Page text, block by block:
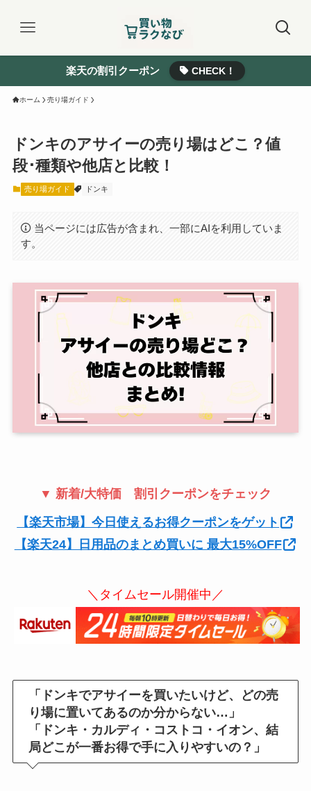
楽天の割引クーポン CHECK！
ホーム 売り場ガイド
ドンキのアサイーの売り場はどこ？値
段･種類や他店と比較！
売り場ガイド ドンキ
当ページには広告が含まれ、一部にAIを利用していま
す。
▼ 新着/大特価 割引クーポンをチェック
【楽天市場】今日使えるお得クーポンをゲット
【楽天24】日用品のまとめ買いに 最大15%OFF
＼タイムセール開催中／
「ドンキでアサイーを買いたいけど、どの売
り場に置いてあるのか分からない…」
「ドンキ・カルディ・コストコ・イオン、結
局どこが一番お得で手に入りやすいの？」